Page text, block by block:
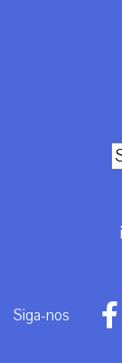
Siga-nos